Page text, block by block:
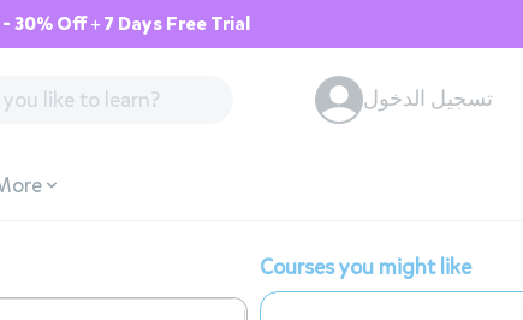
30% Off + 7 Days Free Trial
تسجيل الدخول
Courses you might like